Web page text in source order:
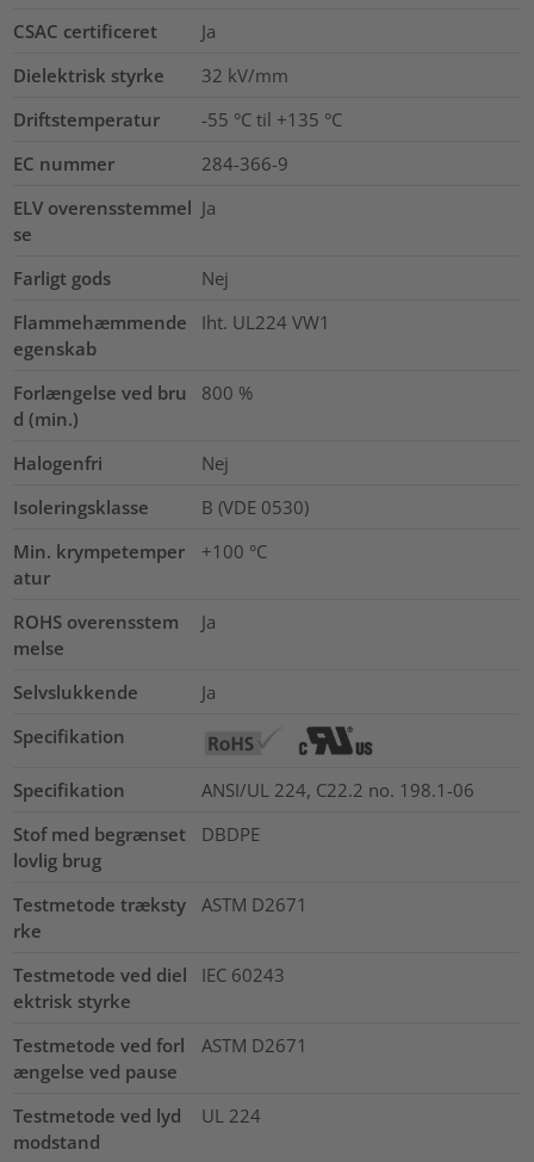
CSAC certificeret
Ja
Dielektrisk styrke
32 kV/mm
Driftstemperatur
-55 °C til +135 °C
EC nummer
284-366-9
ELV overensstemmel
se
Ja
Farligt gods
Nej
Flammehæmmende
egenskab
Iht. UL224 VW1
Forlængelse ved bru
d (min.)
800 %
Halogenfri
Nej
Isoleringsklasse
B (VDE 0530)
Min. krympetemper
atur
+100 °C
ROHS overensstem
melse
Ja
Selvslukkende
Ja
Specifikation
Specifikation
ANSI/UL 224, C22.2 no. 198.1-06
Stof med begrænset
lovlig brug
DBDPE
Testmetode træksty
rke
ASTM D2671
Testmetode ved diel
ektrisk styrke
IEC 60243
Testmetode ved forl
ængelse ved pause
ASTM D2671
Testmetode ved lyd
modstand
UL 224